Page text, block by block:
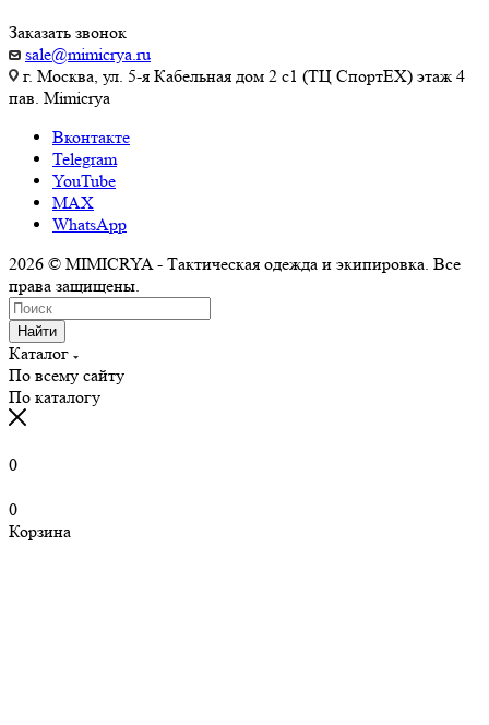
Заказать звонок
sale@mimicrya.ru
г. Москва, ул. 5-я Кабельная дом 2 с1 (ТЦ СпортEX) этаж 4
пав. Mimicrya
Вконтакте
Telegram
YouTube
MAX
WhatsApp
2026 © MIMICRYA - Тактическая одежда и экипировка. Все
права защищены.
Найти
Каталог
По всему сайту
По каталогу
0
0
Корзина